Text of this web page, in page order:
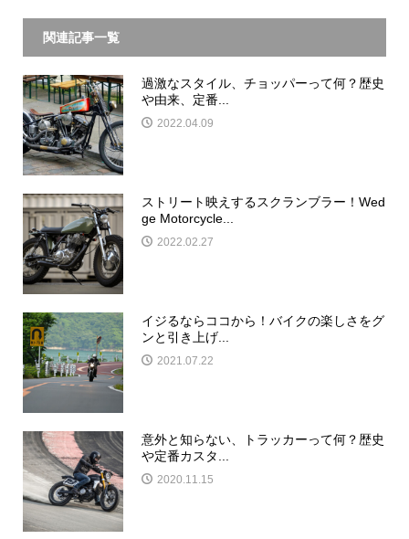
関連記事一覧
過激なスタイル、チョッパーって何？歴史
や由来、定番...
2022.04.09
ストリート映えするスクランブラー！Wed
ge Motorcycle...
2022.02.27
イジるならココから！バイクの楽しさをグ
ンと引き上げ...
2021.07.22
意外と知らない、トラッカーって何？歴史
や定番カスタ...
2020.11.15